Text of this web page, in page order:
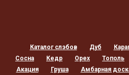
Каталог слэбов Дуб
Сосна
Кедр Орех Тополь
Акация
Груша Амбарная